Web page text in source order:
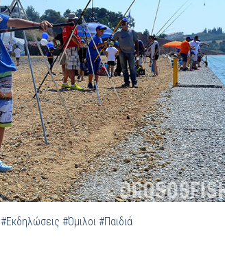
#Εκδηλώσεις #Όμιλοι #Παιδιά